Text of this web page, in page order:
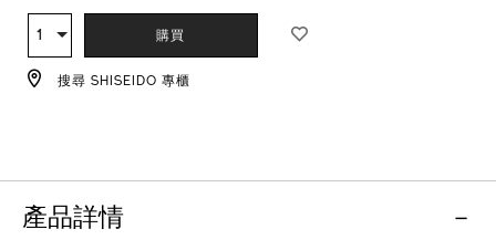
TO
CART
OPTIONS
ACTIONS
數
量
1 購買
搜尋 SHISEIDO 專櫃
產品詳情